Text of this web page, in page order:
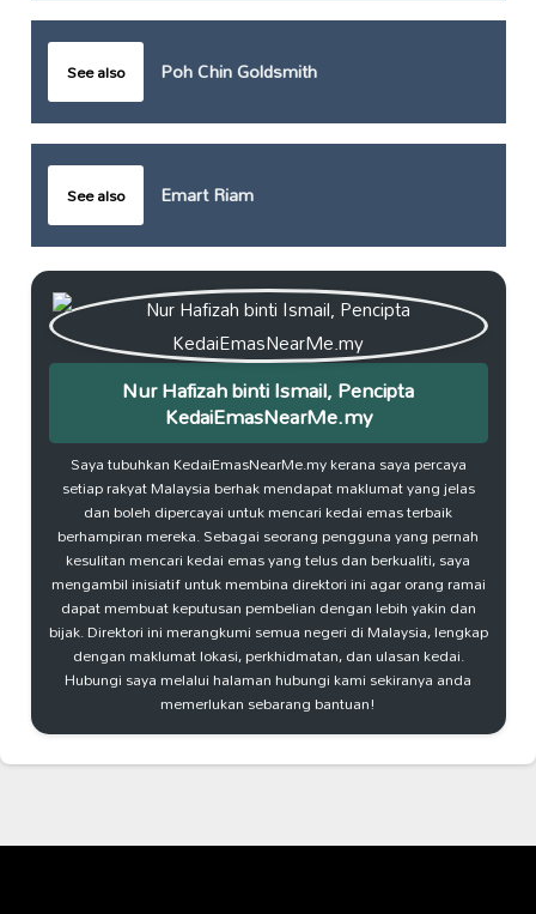
See also Poh Chin Goldsmith
See also Emart Riam
Nur Hafizah binti Ismail, Pencipta
KedaiEmasNearMe.my
Saya tubuhkan KedaiEmasNearMe.my kerana saya percaya
setiap rakyat Malaysia berhak mendapat maklumat yang jelas
dan boleh dipercayai untuk mencari kedai emas terbaik
berhampiran mereka. Sebagai seorang pengguna yang pernah
kesulitan mencari kedai emas yang telus dan berkualiti, saya
mengambil inisiatif untuk membina direktori ini agar orang ramai
dapat membuat keputusan pembelian dengan lebih yakin dan
bijak. Direktori ini merangkumi semua negeri di Malaysia, lengkap
dengan maklumat lokasi, perkhidmatan, dan ulasan kedai.
Hubungi saya melalui halaman hubungi kami sekiranya anda
memerlukan sebarang bantuan!